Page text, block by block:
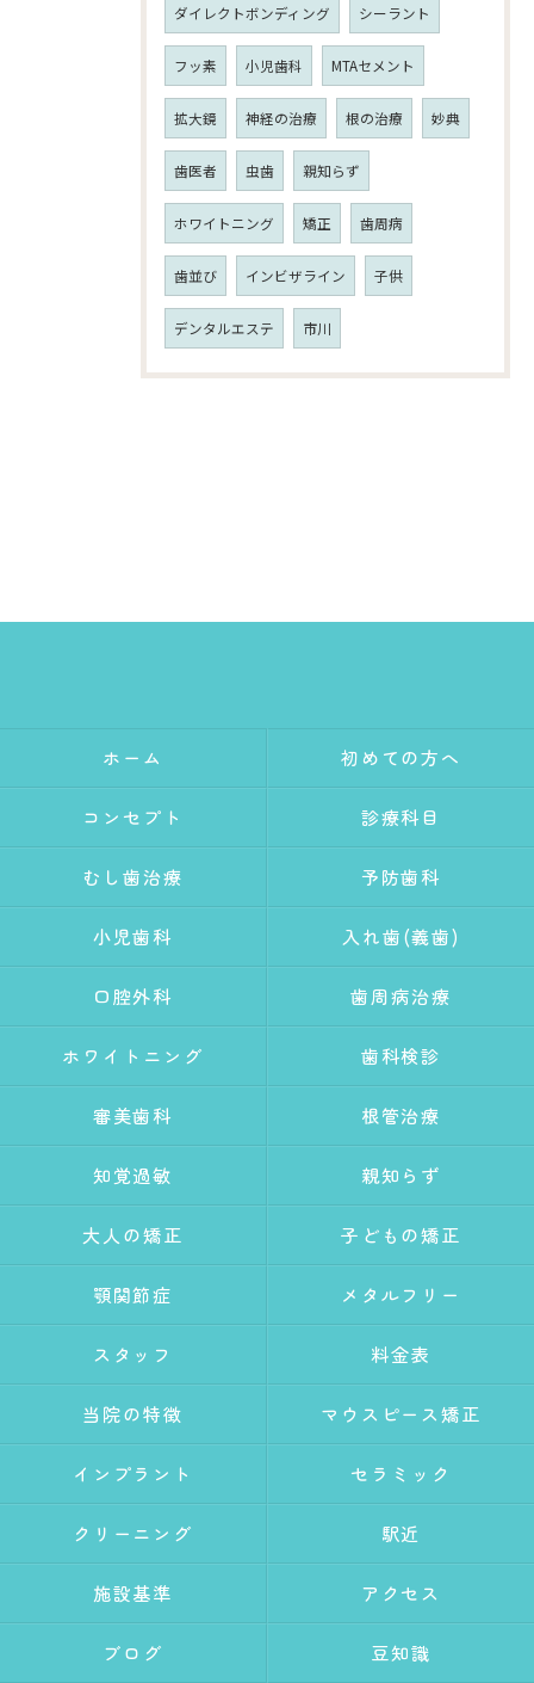
ダイレクトボンディング シーラント
フッ素 小児歯科 MTAセメント
拡大鏡 神経の治療 根の治療 妙典
歯医者 虫歯 親知らず
ホワイトニング 矯正 歯周病
歯並び インビザライン 子供
デンタルエステ 市川
ホーム 初めての方へ
コンセプト 診療科目
むし歯治療 予防歯科
小児歯科 入れ歯(義歯)
口腔外科 歯周病治療
ホワイトニング 歯科検診
審美歯科 根管治療
知覚過敏 親知らず
大人の矯正 子どもの矯正
顎関節症 メタルフリー
スタッフ 料金表
当院の特徴 マウスピース矯正
インプラント セラミック
クリーニング 駅近
施設基準 アクセス
ブログ 豆知識